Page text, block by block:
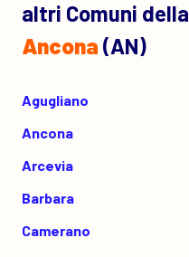
altri Comuni
Ancona (AN)
Agugliano
Ancona
Arcevia
Barbara
Camerano